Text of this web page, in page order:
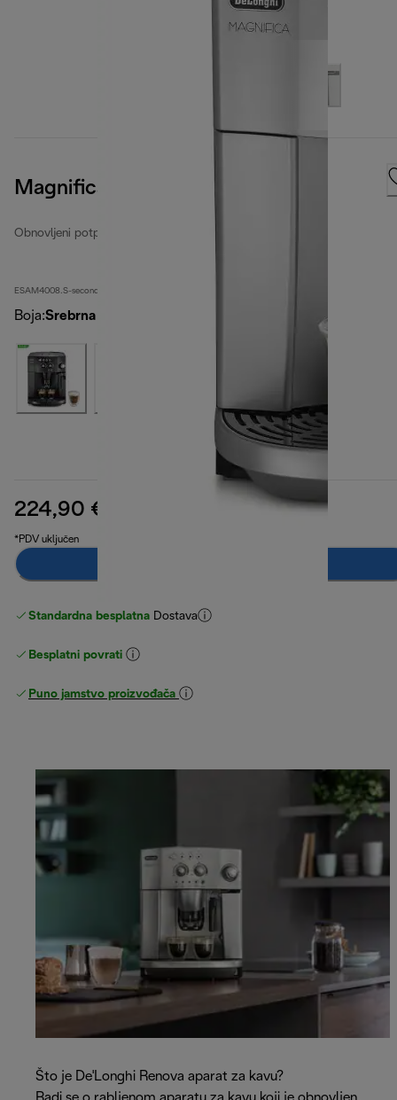
Magnifica
Obnovljeni potpuno automatski aparati za kavu
ESAM4008.S-second
Boja:Srebrna
224,90 € izvorna cijena 339,90 €
*PDV uključen
Standardna besplatna Dostava
Besplatni povrati
Puno jamstvo proizvođača
Što je De'Longhi Renova aparat za kavu?